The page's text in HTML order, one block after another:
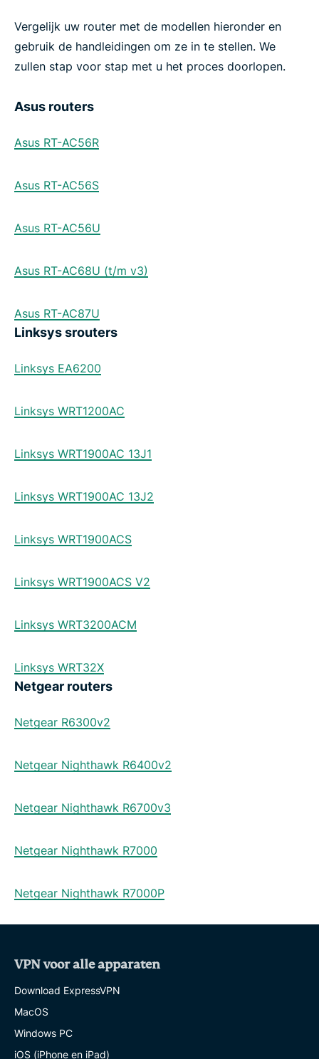
Vergelijk uw router met de modellen hieronder en
gebruik de handleidingen om ze in te stellen. We
zullen stap voor stap met u het proces doorlopen.
Asus routers
Asus RT-AC56R
Asus RT-AC56S
Asus RT-AC56U
Asus RT-AC68U (t/m v3)
Asus RT-AC87U
Linksys srouters
Linksys EA6200
Linksys WRT1200AC
Linksys WRT1900AC 13J1
Linksys WRT1900AC 13J2
Linksys WRT1900ACS
Linksys WRT1900ACS V2
Linksys WRT3200ACM
Linksys WRT32X
Netgear routers
Netgear R6300v2
Netgear Nighthawk R6400v2
Netgear Nighthawk R6700v3
Netgear Nighthawk R7000
Netgear Nighthawk R7000P
VPN voor alle apparaten
Download ExpressVPN
MacOS
Windows PC
iOS (iPhone en iPad)